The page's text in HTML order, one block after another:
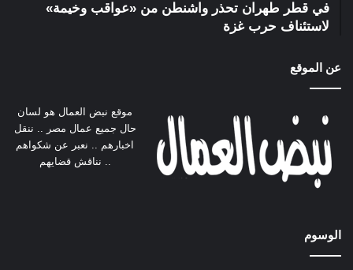
في قطر طهران تحذر واشنطن من «عواقب وخيمة»
لاستئناف حرب غزة
عن الموقع
موقع نبض العمال هو لسان
حال جميع عمال مصر .. ننقل
اخبارهم .. نعبر عن شكواهم
.. نناقش قضايهم
الوسوم